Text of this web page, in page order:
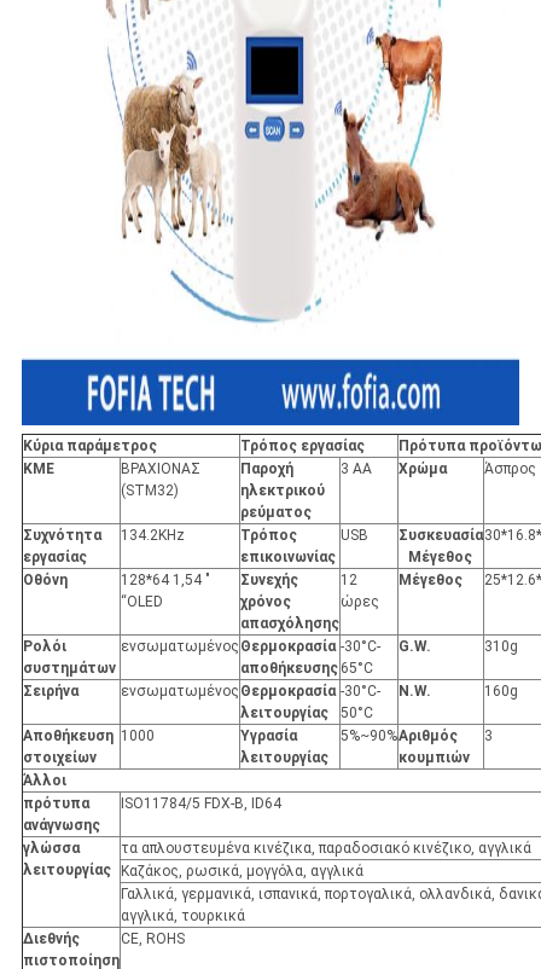
Κύρια παράμετρος Τρόπος εργασίας
Πρότυπα
ΚΜΕ
ΒΡΑΧΙΟΝΑΣ
(STM32)
Παροχή
ηλεκτρικού
ρεύματος
3 AA Χρώμα Άσπρος
Συχνότητα
εργασίας
134.2KHz
Τρόπος
επικοινωνίας
USB
Συσκευασία
Μέγεθος
Οθόνη
128*64 1,54 "
“OLED
Συνεχής
χρόνος
απασχόλησης
12
ώρες
Μέγεθος
Ρολόι
συστημάτων
ενσωματωμένος Θερμοκρασία
αποθήκευσης
-30°C-
65°C
G.W. 310g
Σειρήνα ενσωματωμένος Θερμοκρασία
λειτουργίας
-30°C-
50°C
N.W. 160g
Αποθήκευση
στοιχείων
1000
Υγρασία
λειτουργίας
5%~90%Αριθμός
κουμπιών
3
Άλλοι
πρότυπα
ανάγνωσης
ISO11784/5 FDX-Β, ID64
γλώσσα
λειτουργίας
τα απλουστευμένα κινέζικα, παραδοσιακό κινέζικο, αγγλικά
Καζάκος, ρωσικά, μογγόλα, αγγλικά
Γαλλικά, γερμανικά, ισπανικά, πορτογαλικά, ολλανδικά,
αγγλικά, τουρκικά
Διεθνής
πιστοποίηση
CE, ROHS